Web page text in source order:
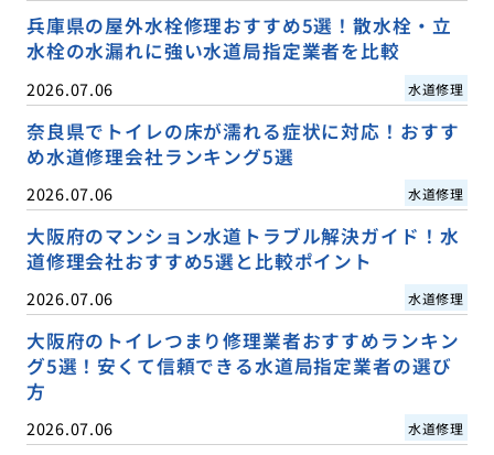
兵庫県の屋外水栓修理おすすめ5選！散水栓・立
水栓の水漏れに強い水道局指定業者を比較
2026.07.06 水道修理
奈良県でトイレの床が濡れる症状に対応！おすす
め水道修理会社ランキング5選
2026.07.06 水道修理
大阪府のマンション水道トラブル解決ガイド！水
道修理会社おすすめ5選と比較ポイント
2026.07.06 水道修理
大阪府のトイレつまり修理業者おすすめランキン
グ5選！安くて信頼できる水道局指定業者の選び
方
2026.07.06 水道修理